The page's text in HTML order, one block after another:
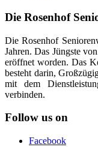
Die Rosenhof
Die Rosenhof
Jahren. Das Jüngste
eröffnet worden. Das
besteht darin,
mit dem
verbinden.
Follow us on
Facebook